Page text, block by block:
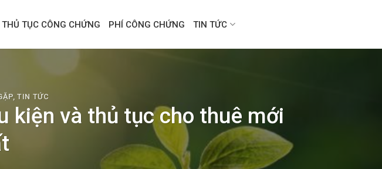
THỦ TỤC CÔNG CHỨNG PHÍ CÔNG CHỨNG TIN TỨC
,TIN TỨC
kiện và thủ tục cho thuê mới